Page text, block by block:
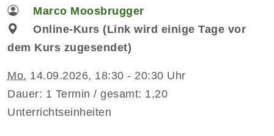
Marco Moosbrugger
Online-Kurs (Link wird einige Tage vor
dem Kurs zugesendet)
Mo. 14.09.2026, 18:30 - 20:30 Uhr
Dauer: 1 Termin / gesamt: 1,20
Unterrichtseinheiten